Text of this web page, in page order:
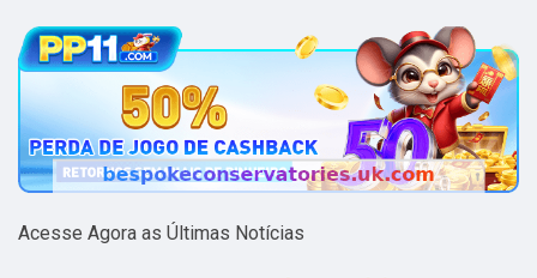
Acesse Agora as Últimas Notícias